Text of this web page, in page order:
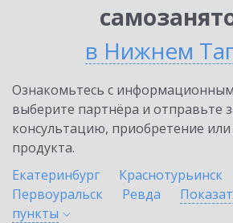
в Нижнем
Ознакомьтесь с
выберите партнёра и отправьте
консультацию, приобретение
продукта.
Екатеринбург
Краснотурьинск
Первоуральск
Ревда
пункты